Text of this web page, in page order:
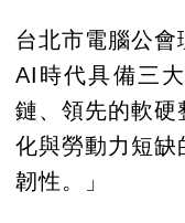
台北市電腦公會
AI時代具備三
鏈、領先的軟硬
化與勞動力短缺
韌性。」